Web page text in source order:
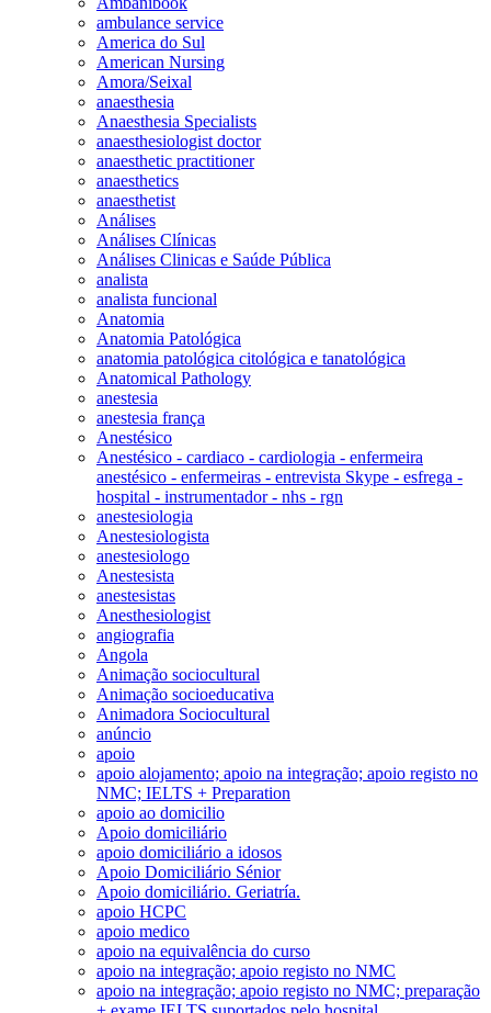
ambulance service
America do Sul
American Nursing
Amora/Seixal
anaesthesia
Anaesthesia Specialists
anaesthesiologist doctor
anaesthetic practitioner
anaesthetics
anaesthetist
Análises
Análises Clínicas
Análises Clinicas e Saúde Pública
analista
analista funcional
Anatomia
Anatomia Patológica
anatomia patológica citológica e tanatológica
Anatomical Pathology
anestesia
anestesia frança
Anestésico
Anestésico - cardiaco - cardiologia - enfermeira
anestésico - enfermeiras - entrevista Skype - esfrega -
hospital - instrumentador - nhs - rgn
anestesiologia
Anestesiologista
anestesiologo
Anestesista
anestesistas
Anesthesiologist
angiografia
Angola
Animação sociocultural
Animação socioeducativa
Animadora Sociocultural
anúncio
apoio
apoio alojamento; apoio na integração; apoio registo no
NMC; IELTS + Preparation
apoio ao domicilio
Apoio domiciliário
apoio domiciliário a idosos
Apoio Domiciliário Sénior
Apoio domiciliário. Geriatría.
apoio HCPC
apoio medico
apoio na equivalência do curso
apoio na integração; apoio registo no NMC
apoio na integração; apoio registo no NMC; preparação